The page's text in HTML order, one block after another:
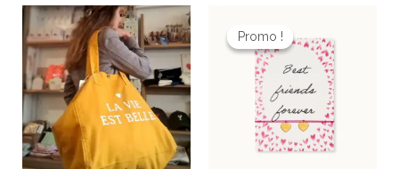
Promo !
Promo !
prix
initial
était :
15,00 €.
actuel
est :
10,50 €.